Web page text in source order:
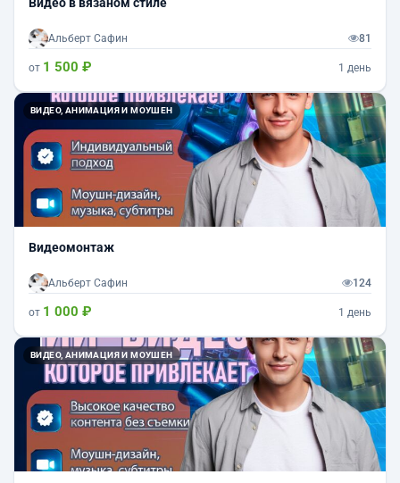
Альберт Сафин 81
от 1 500 ₽ 1 день
ВИДЕО, АНИМАЦИЯ И МОУШЕН
Видеомонтаж
Альберт Сафин 124
от 1 000 ₽ 1 день
ВИДЕО, АНИМАЦИЯ И МОУШЕН